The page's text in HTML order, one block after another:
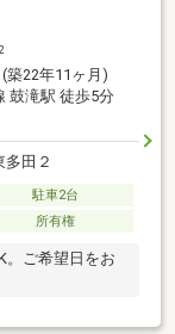
2
築22年11ヶ月)
鼓滝駅 徒歩5分
田２
駐車2台
所有権
。ご希望日をお